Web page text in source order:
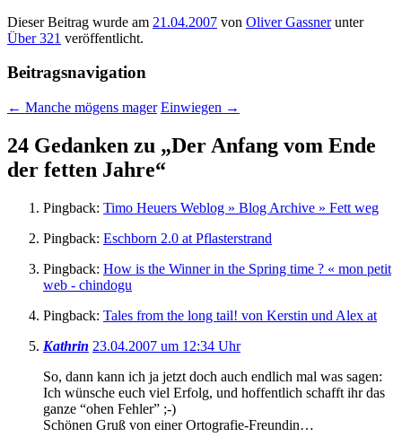
Dieser Beitrag wurde am 21.04.2007 von Oliver Gassnerunter
Über 321 veröffentlicht.
Beitragsnavigation
← Manche mögens mager Einwiegen →
24 Gedanken zu „Der Anfang vom Ende
der fetten Jahre“
Pingback: Timo Heuers Weblog » Blog Archive » Fett weg
Pingback: Eschborn 2.0 at Pflasterstrand
Pingback: How is the Winner in the Spring time ? « mon petit
web - chindogu
Pingback: Tales from the long tail! von Kerstin und Alex at
Kathrin 23.04.2007 um 12:34 Uhr
So, dann kann ich ja jetzt doch auch endlich mal was sagen:
Ich wünsche euch viel Erfolg, und hoffentlich schafft ihr das
ganze “ohen Fehler” ;-)
Schönen Gruß von einer Ortografie-Freundin…